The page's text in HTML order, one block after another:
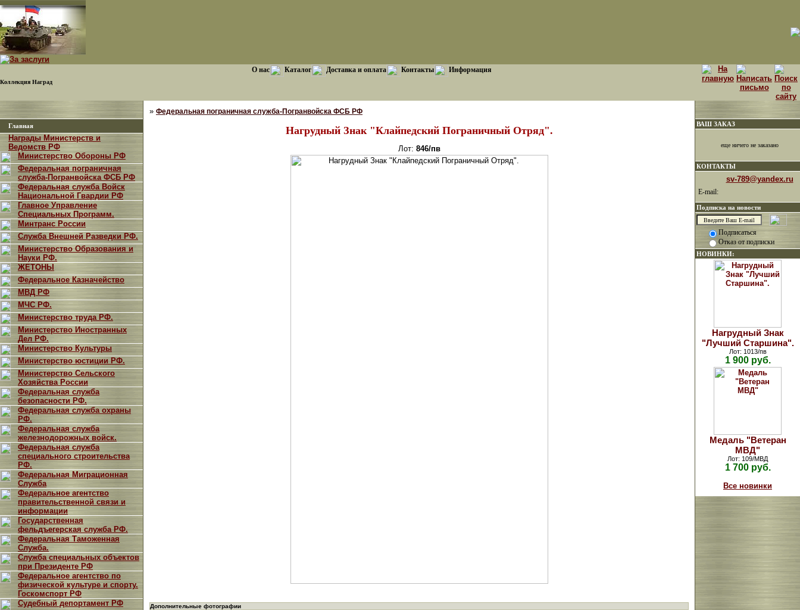
Коллекция Наград
О нас Каталог Доставка и оплата Контакты Информация
Главная
Награды Министерств и
Ведомств РФ
Министерство Обороны РФ
Федеральная пограничная
служба-Погранвойска ФСБ РФ
Федеральная служба Войск
Национальной Гвардии РФ
Главное Управление
Специальных Программ.
Минтранс России
Служба Внешней Разведки РФ.
Министерство Образования и
Науки РФ.
ЖЕТОНЫ
Федеральное Казначейство
МВД РФ
МЧС РФ.
Министерство труда РФ.
Министерство Иностранных
Дел РФ.
Министерство Культуры
Министерство юстиции РФ.
Министерство Сельского
Хозяйства России
Федеральная служба
безопасности РФ.
Федеральная служба охраны
РФ.
Федеральная служба
железнодорожных войск.
Федеральная служба
специального строительства
РФ.
Федеральная Миграционная
Служба
Федеральное агентство
правительственной связи и
информации
Государственная
фельдъегерская служба РФ.
Федеральная Таможенная
Служба.
Служба специальных объектов
при Президенте РФ
Федеральное агентство по
физической культуре и спорту.
Госкомспорт РФ
Судебный депортамент РФ
» Федеральная пограничная служба-Погранвойска ФСБ РФ
Нагрудный Знак "Клайпедский Пограничный Отряд".
Лот: 846/пв
Дополнительные фотографии
ВАШ ЗАКАЗ
еще ничего не заказано
КОНТАКТЫ
sv-789@yandex.ru
E-mail:
Подписка на новости
Подписаться
Отказ от подписки
НОВИНКИ:
Нагрудный Знак
"Лучший Старшина".
Лот: 1013/пв
1 900 руб.
Медаль "Ветеран
МВД"
Лот: 109/МВД
1 700 руб.
Все новинки